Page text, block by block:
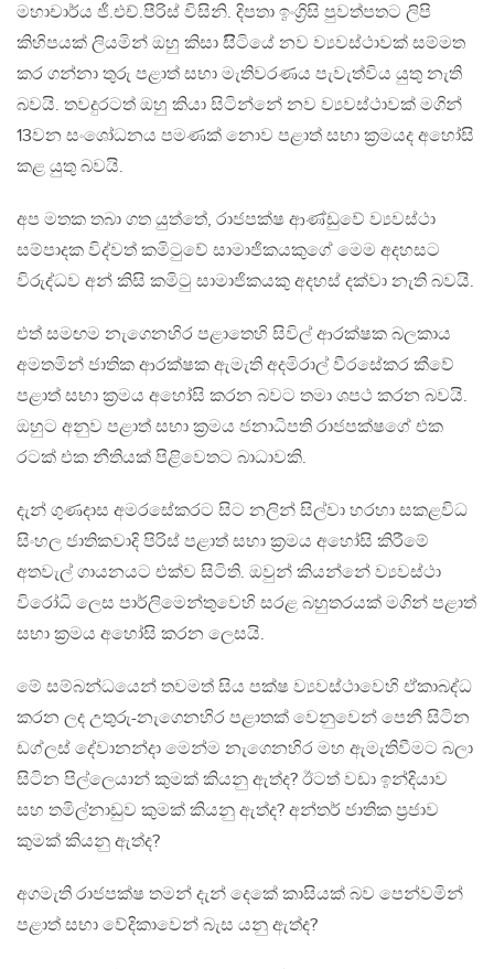
මහාචාර්ය ජී.එච්.පීරිස් විසිනි. දිපතා ඉංග්‍රිසි පුවත්පතට ලිපි
කිහිපයක් ලියමින් ඔහු කිසා සිිටියේ නව ව්‍යවස්ථාවක් සම්මත
කර ගන්නා තුරු පළාත් සභා මැතිවරණය පැවැත්විය යුතු නැති
බවයි. තවදුරටත් ඔහු කියා සිටින්නේ නව ව්‍යවස්ථාවක් මගින්
13වන සංශෝධනය පමණක් නොව පළාත් සභා ක්‍රමයද අහෝසි
කළ යුතු බවයි.
අප මතක තබා ගත යුත්තේ, රාජපක්ෂ ආණ්ඩුවේ ව්‍යවස්ථා
සම්පාදක විද්වත් කමිටුවේ සාමාජිකයකුගේ මෙම අදහසට
විරුද්ධව අන් කිසි කමිටු සාමාජිකයකු අදහස් දක්වා නැති බවයි.
එත් සමඟම නැගෙනහිර පළාතෙහි සිවිල් ආරක්ෂක බලකාය
අමතමින් ජාතික ආරක්ෂක ඇමැති අදමිරාල් වීරසේකර කීවේ
පළාත් සභා ක්‍රමය අහෝසි කරන බවට තමා ශපථ කරන බවයි.
ඔහුට අනුව පළාත් සභා ක්‍රමය ජනාධිපති රාජපක්ෂගේ එක
රටක් එක නීතියක් පිළිවෙතට බාධාවකි.
දැන් ගුණදාස අමරසේකරට සිට නලින් සිල්වා හරහා සකළවිධ
සිංහල ජාතිකවාදි පිරිස් පළාත් සභා ක්‍රමය අහෝසි කිරීමේ
අතවැල් ගායනයට එක්ව සිටිති. ඔවුන් කියන්නේ ව්‍යවස්ථා
විරෝධි ලෙස පාර්ලිමෙන්තුවෙහි සරළ බහුතරයක් මගින් පළාත්
සභා ක්‍රමය අහෝසි කරන ලෙසයි.
මේ සම්බන්ධයෙන් තවමත් සිය පක්ෂ ව්‍යවස්ථාවෙහි ඒකාබද්ධ
කරන ලද උතුරු-නැගෙනහිර පළාතක් වෙනුවෙන් පෙනී සිටින
ඩග්ලස් දේවානන්දා මෙන්ම නැගෙනහිර මහ ඇමැතිවීමට බලා
සිටින පිල්ලෙයාන් කුමක් කියනු ඇත්ද? ඊටත් වඩා ඉන්දියාව
සහ තමිල්නාඩුව කුමක් කියනු ඇත්ද? අන්තර් ජාතික ප්‍රජාව
කුමක් කියනු ඇත්ද?
අගමැති රාජපක්ෂ තමන් දැන් දෙකේ කාසියක් බව පෙන්වමින්
පළාත් සභා වේදිකාවෙන් බැස යනු ඇත්ද?